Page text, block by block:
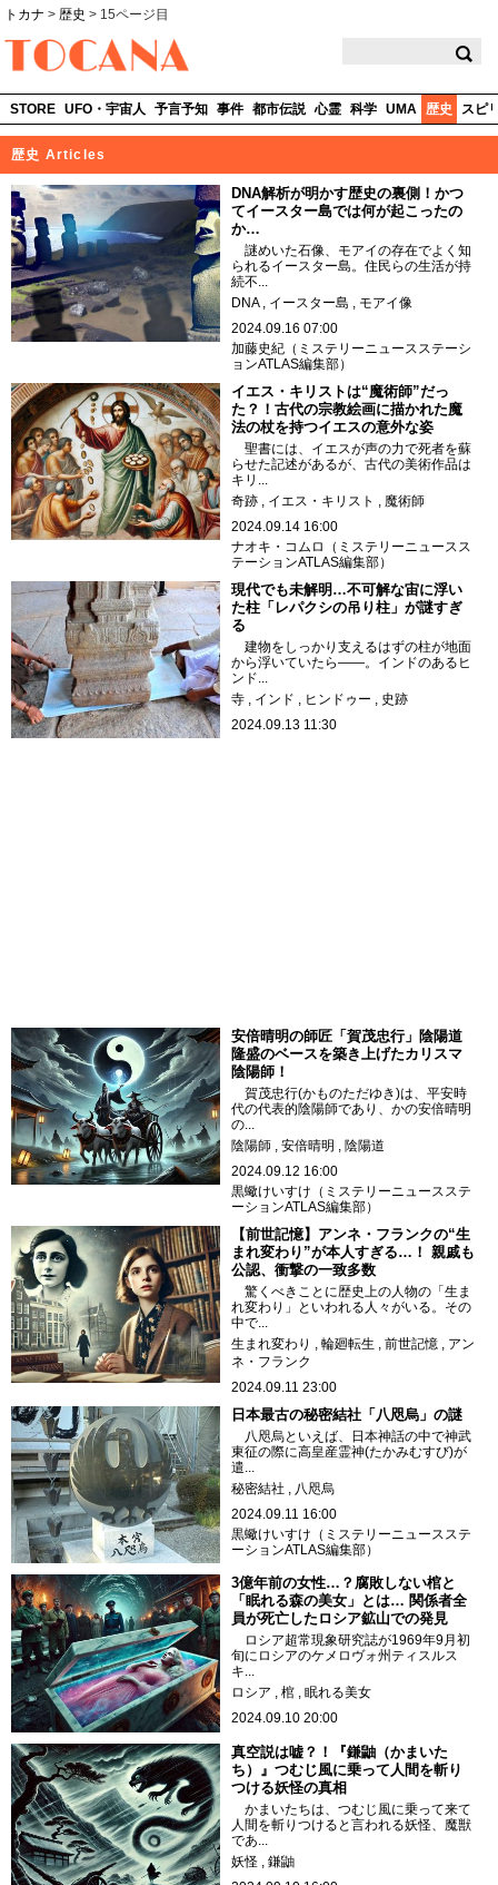
トカナ > 歴史 > 15ページ目
STORE UFO・宇宙人 予言予知 事件 都市伝説 心霊 科学 UMA 歴史 スピ
歴史 Articles
DNA解析が明かす歴史の裏側！かつ
てイースター島では何が起こったの
か…
謎めいた石像、モアイの存在でよく知
られるイースター島。住民らの生活が持
続不...
DNA
イースター島
モアイ像
2024.09.16 07:00
加藤史紀（ミステリーニュースステーシ
ョンATLAS編集部）
イエス・キリストは“魔術師”だっ
た？！古代の宗教絵画に描かれた魔
法の杖を持つイエスの意外な姿
聖書には、イエスが声の力で死者を蘇
らせた記述があるが、古代の美術作品は
キリ...
奇跡
イエス・キリスト
魔術師
2024.09.14 16:00
ナオキ・コムロ（ミステリーニュースス
テーションATLAS編集部）
現代でも未解明…不可解な宙に浮い
た柱「レパクシの吊り柱」が謎すぎ
る
建物をしっかり支えるはずの柱が地面
から浮いていたら――。インドのあるヒ
ンド...
寺
インド ヒンドゥー
史跡
2024.09.13 11:30
安倍晴明の師匠「賀茂忠行」陰陽道
隆盛のベースを築き上げたカリスマ
陰陽師！
賀茂忠行(かものただゆき)は、平安時
代の代表的陰陽師であり、かの安倍晴明
の...
陰陽師
安倍晴明
陰陽道
2024.09.12 16:00
黒蠍けいすけ（ミステリーニュースステ
ーションATLAS編集部）
【前世記憶】アンネ・フランクの“生
まれ変わり”が本人すぎる…！ 親戚も
公認、衝撃の一致多数
驚くべきことに歴史上の人物の「生ま
れ変わり」といわれる人々がいる。その
中で...
生まれ変わり
輪廻転生 前世記憶
アン
ネ・フランク
2024.09.11 23:00
日本最古の秘密結社「八咫烏」の謎
八咫烏といえば、日本神話の中で神武
東征の際に高皇産霊神(たかみむすび)が
遣...
秘密結社
八咫烏
2024.09.11 16:00
黒蠍けいすけ（ミステリーニュースステ
ーションATLAS編集部）
3億年前の女性…？腐敗しない棺と
「眠れる森の美女」とは… 関係者全
員が死亡したロシア鉱山での発見
ロシア超常現象研究誌が1969年9月初
旬にロシアのケメロヴォ州ティスルス
キ...
ロシア
棺
眠れる美女
2024.09.10 20:00
真空説は嘘？！『鎌鼬（かまいた
ち）』つむじ風に乗って人間を斬り
つける妖怪の真相
かまいたちは、つむじ風に乗って来て
人間を斬りつけると言われる妖怪、魔獣
であ...
妖怪
鎌鼬